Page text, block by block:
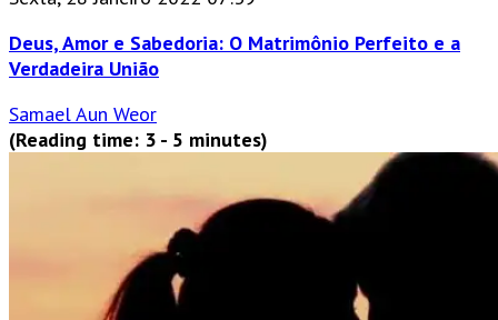
Deus, Amor e Sabedoria: O Matrimônio Perfeito e a
Verdadeira União
Samael Aun Weor
(Reading time: 3 - 5 minutes)